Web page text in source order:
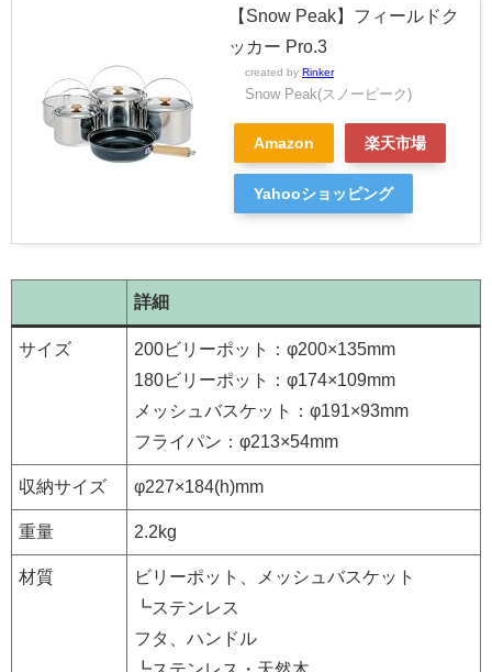
【Snow Peak】フィールドク
ッカー Pro.3
created by Rinker
Snow Peak(スノーピーク)
Amazon 楽天市場
Yahooショッピング
詳細
サイズ
200ビリーポット：φ200×135mm
180ビリーポット：φ174×109mm
メッシュバスケット：φ191×93mm
フライパン：φ213×54mm
収納サイズ φ227×184(h)mm
重量 2.2kg
材質
ビリーポット、メッシュバスケット
┗ステンレス
フタ、ハンドル